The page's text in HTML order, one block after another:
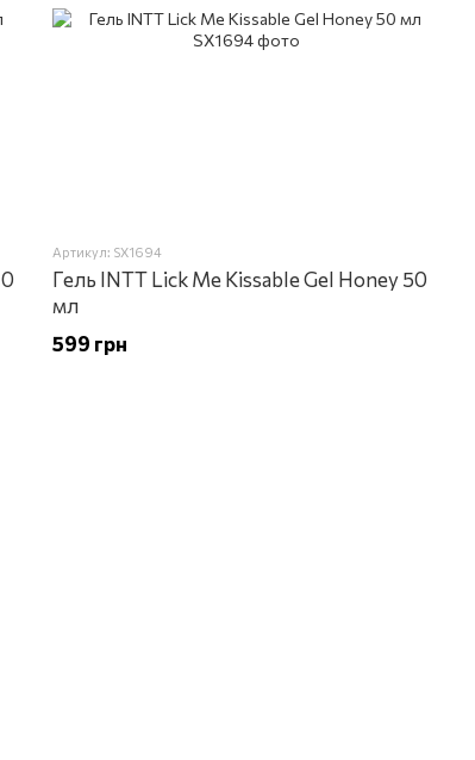
Артикул: SX1694
Гель INTT Lick Me Kissable Gel Honey 50
мл
599 грн